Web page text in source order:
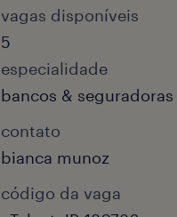
vagas disponíveis
5
especialidade
bancos & seguradoras
contato
bianca munoz
código da vaga